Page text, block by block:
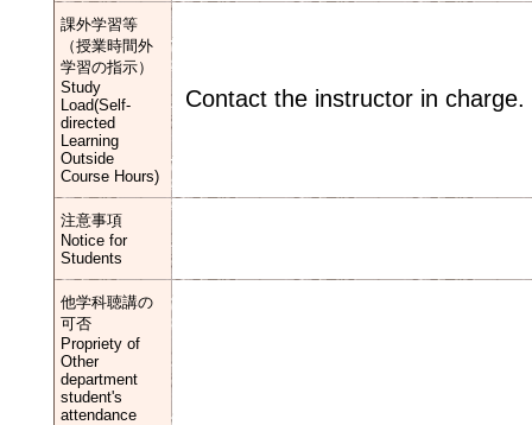
課外学習等
（授業時間外
学習の指示）
Study
Load(Self-
directed
Learning
Outside
Course Hours)
Contact the instructor in charge.
注意事項
Notice for
Students
他学科聴講の
可否
Propriety of
Other
department
student's
attendance